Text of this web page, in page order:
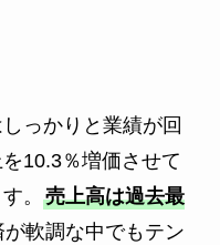
っかりと業績が回
10.3％増価させて
。 売上高は過去最
軟調な中でもテン